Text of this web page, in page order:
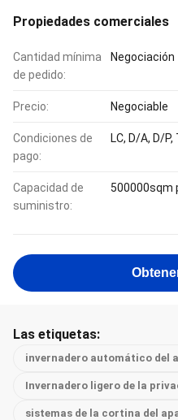
Propiedades comerciales
Cantidad mínima
de pedido:
Negociación
Precio: Negociable
Condiciones de
pago:
LC, D/A, D/
Capacidad de
suministro:
500000sqm
Las etiquetas:
invernadero automático del
Invernadero ligero de la
sistemas de la cortina del